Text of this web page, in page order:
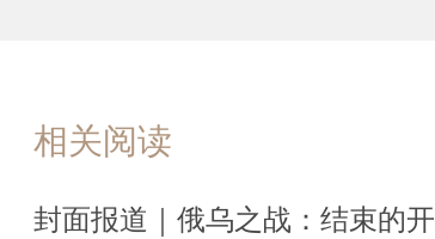
相关阅读
封面报道｜俄乌之战：结束的开